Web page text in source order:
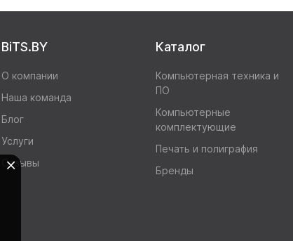
BiTS.BY
О компании
Наша команда
Блог
Услуги
Отзывы
Каталог
Компьютерная техника и
ПО
Компьютерные
комплектующие
Печать и полиграфия
Бренды